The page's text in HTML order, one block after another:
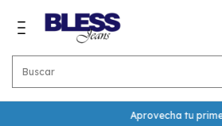
Aprovecha tu primera